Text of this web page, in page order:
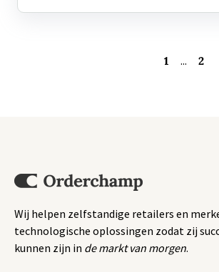
1 ... 2
Wij helpen zelfstandige retailers en
technologische oplossingen zodat zij
kunnen zijn in de markt van morgen.